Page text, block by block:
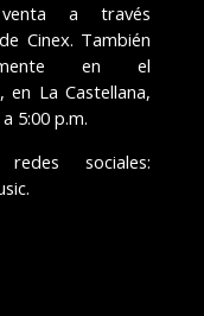
a través
Cinex. También
en el
La Castellana,
5:00 p.m.
sociales: